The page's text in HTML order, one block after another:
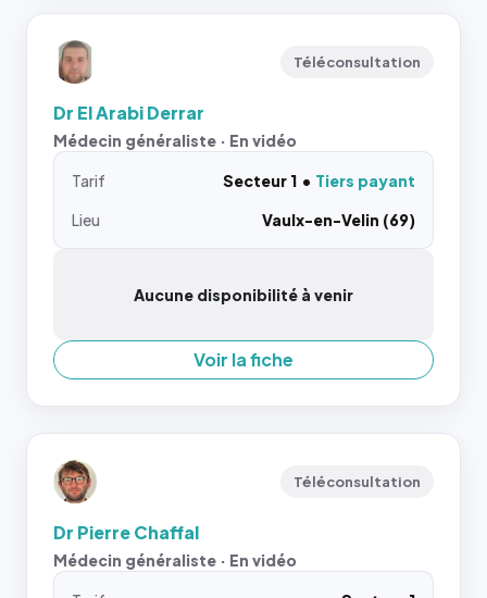
Téléconsultation
Dr El Arabi Derrar
Médecin généraliste · En vidéo
Tarif Secteur 1
Tiers payant
Lieu
Vaulx-en-Velin (69)
Aucune disponibilité à venir
Voir la fiche
Téléconsultation
Dr Pierre Chaffal
Médecin généraliste · En vidéo